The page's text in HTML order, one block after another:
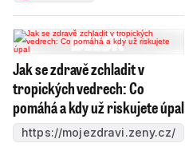
Jak se zdravě zchladit v
tropických vedrech: Co
pomáhá a kdy už riskujete úpal
https://mojezdravi.zeny.cz/